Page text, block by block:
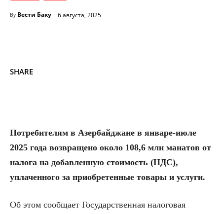
By Вести Баку 6 августа, 2025
SHARE
Потребителям в Азербайджане в январе-июле
2025 года возвращено около 108,6 млн манатов от
налога на добавленную стоимость (НДС),
уплаченного за приобретенные товары и услуги.
Об этом сообщает Государственная налоговая